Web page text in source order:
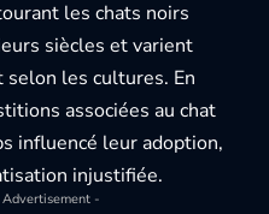
les chats noirs
siècles et varient
les cultures. En
associées au chat
influencé leur adoption,
injustifiée.
-